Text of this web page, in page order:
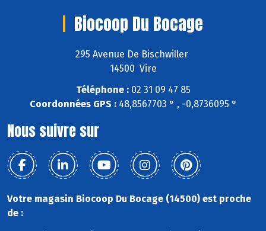
Biocoop Du Bocage
295 Avenue De Bischwiller
14500 Vire
Téléphone :02 31 09 47 85
Coordonnées GPS :48,8567703 ° , -0,8736095 °
Nous suivre sur
Votre magasin Biocoop Du Bocage (14500) est proche
de :